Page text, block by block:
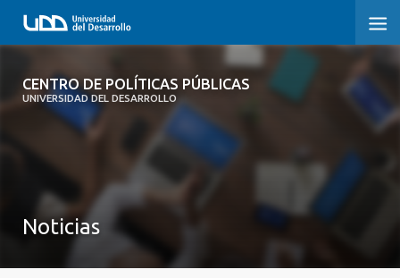
CENTRO DE POLÍTICAS PÚBLICAS
UNIVERSIDAD DEL DESARROLLO
CENTRO DE POLÍTICAS PÚBLICAS
DOCUMENTOS DE TRABAJO
Noticias